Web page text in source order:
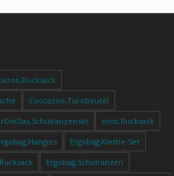
Coocazoo,Turnbeutel
eoto,Rucksack
Ergobag,Klettie-Set
Ergobag,Schulranzen